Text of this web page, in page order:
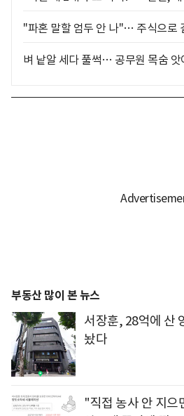
"파혼 말할 엄두 안 나"… 주식으로
벼 낱알 세다 풀썩… 공무원 목숨 앗
부동산 많이 본 뉴스
서장훈, 28억에 산
놨다
"직접 농사 안 지